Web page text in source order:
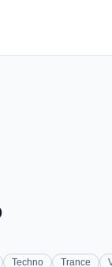
Techno Trance